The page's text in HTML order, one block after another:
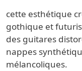
cette esthétique
gothique et
des guitares
nappes
mélancoliques.